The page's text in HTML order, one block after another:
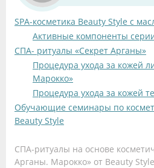
SPA-косметика Beauty Style с
Активные компоненты
СПА- ритуалы «Секрет Арганы»
Процедура ухода за кожей
Марокко»
Процедура ухода за кожей
Обучающие семинары по
Beauty Style
СПА-ритуалы на основе
Арганы. Марокко» от Beauty